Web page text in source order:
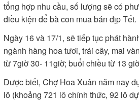
tổng hợp nhu cầu, số lượng sẽ có
điều kiện để bà con mua bán dịp Tết.
Ngày 16 và 17/1, sẽ tiếp tục phát
ngành hàng hoa tươi, trái cây, mai
từ 7giờ 30- 11giờ; buổi chiều từ 13
Được biết, Chợ Hoa Xuân năm nay
lô (khoảng 721 lô chính thức, 92 lô